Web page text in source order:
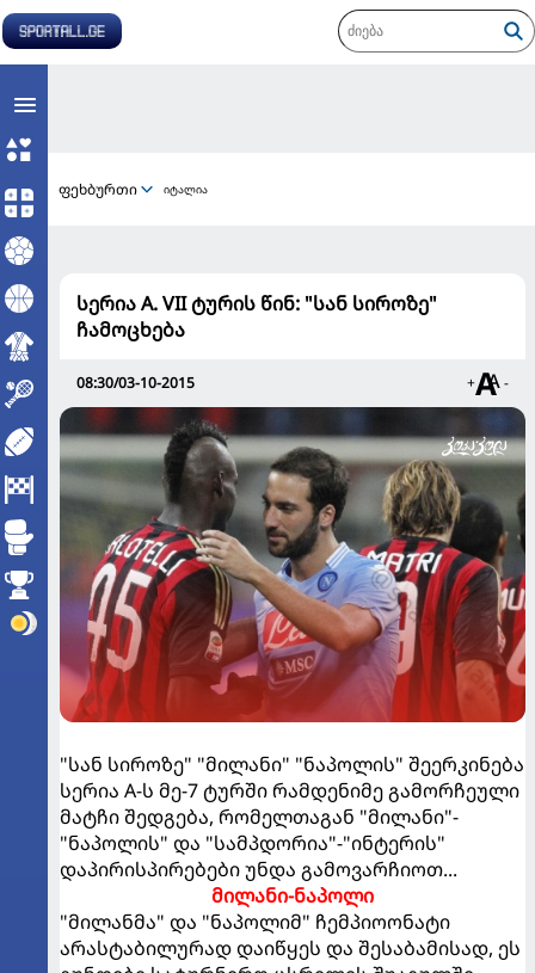
ფეხბურთი იტალია
სერია A. VII ტურის წინ: "სან სიროზე"
ჩამოცხება
08:30/03-10-2015 + -
"სან სიროზე" "მილანი" "ნაპოლის" შეერკინება
სერია A-ს მე-7 ტურში რამდენიმე გამორჩეული
მატჩი შედგება, რომელთაგან "მილანი"-
"ნაპოლის" და "სამპდორია"-"ინტერის"
დაპირისპირებები უნდა გამოვარჩიოთ...
მილანი-ნაპოლი
"მილანმა" და "ნაპოლიმ" ჩემპიოონატი
არასტაბილურად დაიწყეს და შესაბამისად, ეს